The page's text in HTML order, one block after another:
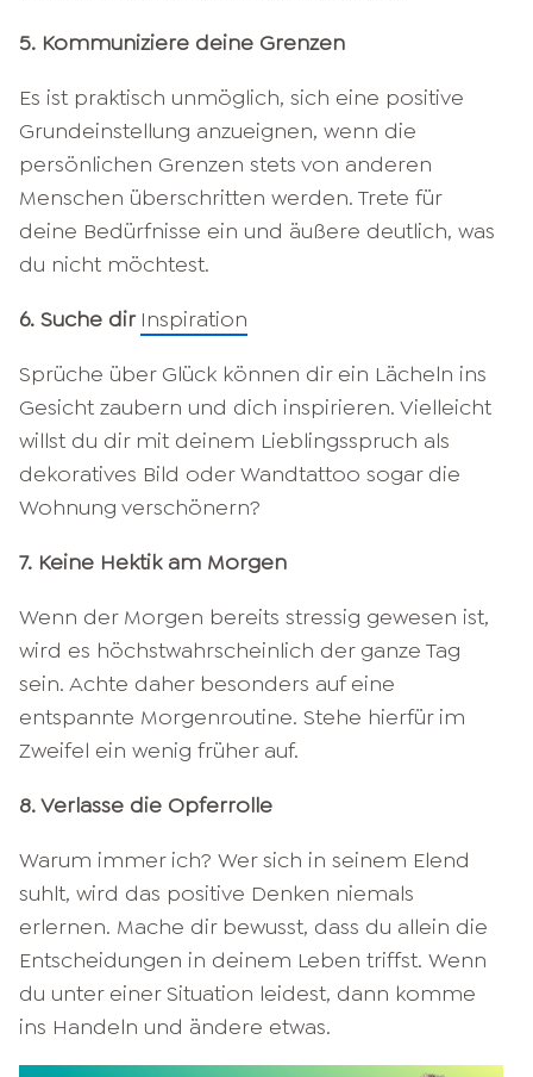
5. Kommuniziere deine Grenzen
Es ist praktisch unmöglich, sich eine positive
Grundeinstellung anzueignen, wenn die
persönlichen Grenzen stets von anderen
Menschen überschritten werden. Trete für
deine Bedürfnisse ein und äußere deutlich, was
du nicht möchtest.
6. Suche dir Inspiration
Sprüche über Glück können dir ein Lächeln ins
Gesicht zaubern und dich inspirieren. Vielleicht
willst du dir mit deinem Lieblingsspruch als
dekoratives Bild oder Wandtattoo sogar die
Wohnung verschönern?
7. Keine Hektik am Morgen
Wenn der Morgen bereits stressig gewesen ist,
wird es höchstwahrscheinlich der ganze Tag
sein. Achte daher besonders auf eine
entspannte Morgenroutine. Stehe hierfür im
Zweifel ein wenig früher auf.
8. Verlasse die Opferrolle
Warum immer ich? Wer sich in seinem Elend
suhlt, wird das positive Denken niemals
erlernen. Mache dir bewusst, dass du allein die
Entscheidungen in deinem Leben triffst. Wenn
du unter einer Situation leidest, dann komme
ins Handeln und ändere etwas.